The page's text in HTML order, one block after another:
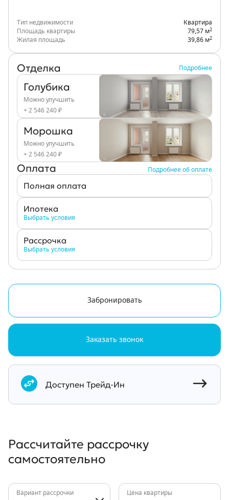
Тип недвижимости
Квартира
Площадь квартиры
79,57 м2
Жилая площадь 39,86 м2
Отделка Подробнее
Голубика
Можно улучшить
+ 2 546 240 ₽
Морошка
Можно улучшить
+ 2 546 240 ₽
Оплата Подробнее об оплате
Полная оплата
Ипотека
Выбрать условия
Рассрочка
Выбрать условия
Забронировать
Заказать звонок
Документы
Доступен Трейд-Ин
Рассчитайте рассрочку
самостоятельно
Вариант рассрочки
Цена квартиры